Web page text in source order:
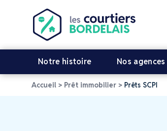
Notre histoire Nos agences
Accueil > Prêt immobilier > Prêts SCPI